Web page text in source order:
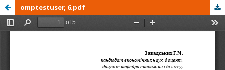
omptestuser, 6.pdf